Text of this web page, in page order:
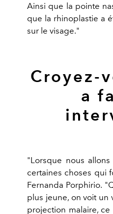
Ainsi que la pointe
que la rhinoplastie a
sur le visage."
Croyez-
a
"Lorsque nous
certaines choses qui
Fernanda Porphirio.
plus jeune, on voit un
projection malaire,